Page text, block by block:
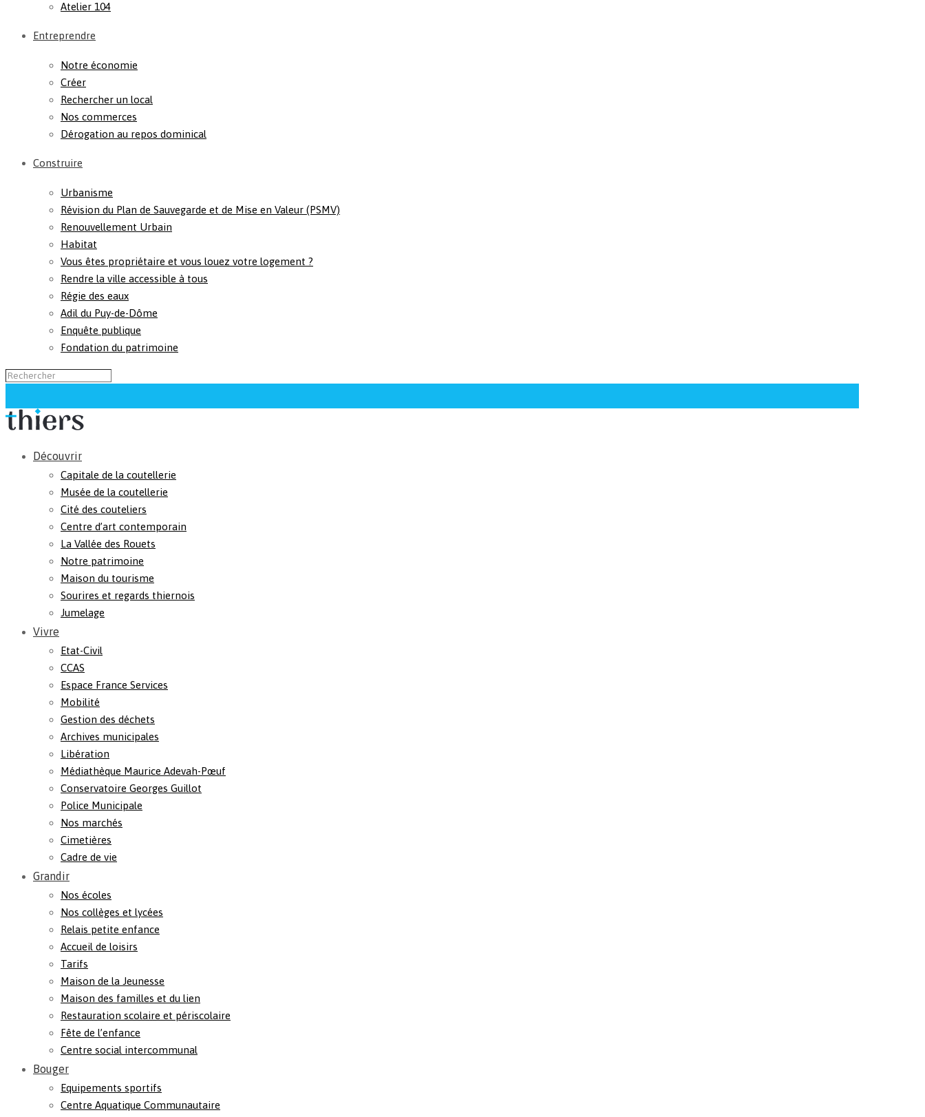
Atelier 104
Entreprendre
Notre économie
Créer
Rechercher un local
Nos commerces
Dérogation au repos dominical
Construire
Urbanisme
Révision du Plan de Sauvegarde et de Mise en Valeur (PSMV)
Renouvellement Urbain
Habitat
Vous êtes propriétaire et vous louez votre logement ?
Rendre la ville accessible à tous
Régie des eaux
Adil du Puy-de-Dôme
Enquête publique
Fondation du patrimoine
Découvrir
Capitale de la coutellerie
Musée de la coutellerie
Cité des couteliers
Centre d’art contemporain
La Vallée des Rouets
Notre patrimoine
Maison du tourisme
Sourires et regards thiernois
Jumelage
Vivre
Etat-Civil
CCAS
Espace France Services
Mobilité
Gestion des déchets
Archives municipales
Libération
Médiathèque Maurice Adevah-Pœuf
Conservatoire Georges Guillot
Police Municipale
Nos marchés
Cimetières
Cadre de vie
Grandir
Nos écoles
Nos collèges et lycées
Relais petite enfance
Accueil de loisirs
Tarifs
Maison de la Jeunesse
Maison des familles et du lien
Restauration scolaire et périscolaire
Fête de l’enfance
Centre social intercommunal
Bouger
Equipements sportifs
Centre Aquatique Communautaire